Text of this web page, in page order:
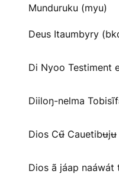
Munduruku (myu)
Deus Itaumbyry
Di Nyoo Testiment
Diiloŋ-nelma
Dios Cʉ̃
Dios ã jáap naáwát